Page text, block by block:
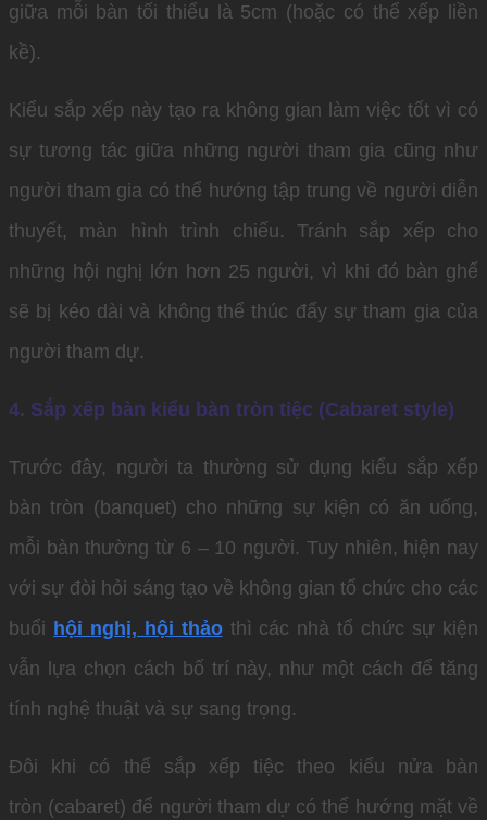
giữa mỗi bàn tối thiểu là 5cm (hoặc có thể xếp liền
kề).
Kiểu sắp xếp này tạo ra không gian làm việc tốt vì có
sự tương tác giữa những người tham gia cũng như
người tham gia có thể hướng tập trung về người diễn
thuyết, màn hình trình chiếu. Tránh sắp xếp cho
những hội nghị lớn hơn 25 người, vì khi đó bàn ghế
sẽ bị kéo dài và không thể thúc đẩy sự tham gia của
người tham dự.
4. Sắp xếp bàn kiểu bàn tròn tiệc (Cabaret style)
Trước đây, người ta thường sử dụng kiểu sắp xếp
bàn tròn (banquet) cho những sự kiện có ăn uống,
mỗi bàn thường từ 6 – 10 người. Tuy nhiên, hiện nay
với sự đòi hỏi sáng tạo về không gian tổ chức cho các
buổi hội nghị, hội thảothì các nhà tổ chức sự kiện
vẫn lựa chọn cách bố trí này, như một cách để tăng
tính nghệ thuật và sự sang trọng.
Đôi khi có thể sắp xếp tiệc theo kiểu nửa bàn
tròn (cabaret) để người tham dự có thể hướng mặt về